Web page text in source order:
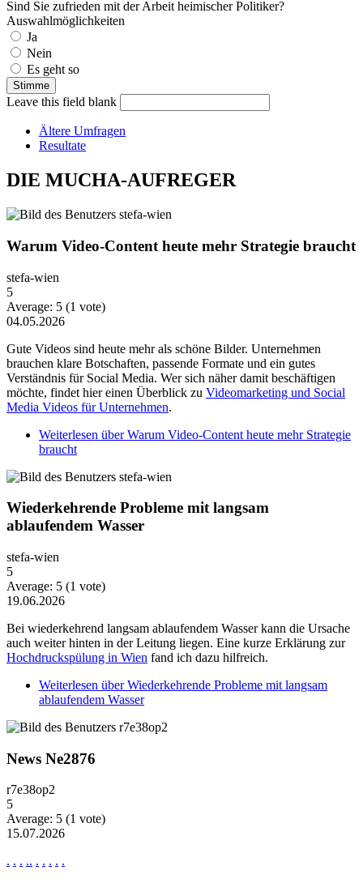
Sind Sie zufrieden mit der Arbeit heimischer Politiker?
Auswahlmöglichkeiten
Ja
Nein
Es geht so
Leave this field blank
Ältere Umfragen
Resultate
DIE MUCHA-AUFREGER
Warum Video-Content heute mehr Strategie braucht
stefa-wien
5
Average: 5 (1 vote)
04.05.2026
Gute Videos sind heute mehr als schöne Bilder. Unternehmen
brauchen klare Botschaften, passende Formate und ein gutes
Verständnis für Social Media. Wer sich näher damit beschäftigen
möchte, findet hier einen Überblick zu Videomarketing und Social
Media Videos für Unternehmen.
Weiterlesen über Warum Video-Content heute mehr Strategie
braucht
Wiederkehrende Probleme mit langsam
ablaufendem Wasser
stefa-wien
5
Average: 5 (1 vote)
19.06.2026
Bei wiederkehrend langsam ablaufendem Wasser kann die Ursache
auch weiter hinten in der Leitung liegen. Eine kurze Erklärung zur
Hochdruckspülung in Wien fand ich dazu hilfreich.
Weiterlesen über Wiederkehrende Probleme mit langsam
ablaufendem Wasser
News Ne2876
r7e38op2
5
Average: 5 (1 vote)
15.07.2026
. . . .. . . . . .